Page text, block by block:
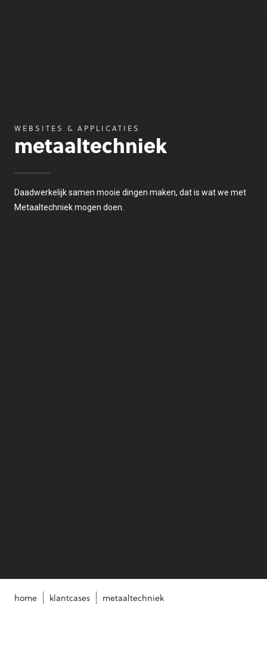
WEBSITES & APPLICATIES
metaaltechniek
Daadwerkelijk samen mooie dingen maken, dat is wat we met
Metaaltechniek mogen doen.
home klantcases metaaltechniek